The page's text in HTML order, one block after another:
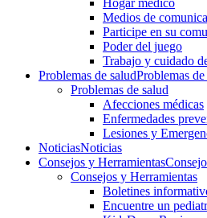
Hogar médico
Medios de
Participe en su
Poder del juego
Trabajo y cuidado
Problemas de saludProblemas de
Problemas de salud
Afecciones médicas
Enfermedades
Lesiones y
NoticiasNoticias
Consejos y Herramientas
Consejos y Herramientas
Boletines
Encuentre un